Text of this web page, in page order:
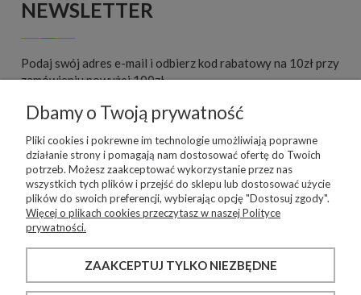
NEWSLETTER
Podaj swój adres e-mail i odbierz kod rabatowy na 10zł przy
zamówieniu powyżej 100zł.
WARUNKI ZAKUPÓW
INFORMACJE O SKLEPIE
MOJE KONTO
Dbamy o Twoją prywatność
Pliki cookies i pokrewne im technologie umożliwiają poprawne
działanie strony i pomagają nam dostosować ofertę do Twoich
potrzeb. Możesz zaakceptować wykorzystanie przez nas
wszystkich tych plików i przejść do sklepu lub dostosować użycie
plików do swoich preferencji, wybierając opcję "Dostosuj zgody".
Więcej o plikach cookies przeczytasz w naszej Polityce
prywatności.
ZAAKCEPTUJ TYLKO NIEZBĘDNE